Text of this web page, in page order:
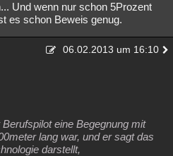
Gaming Filme
Allmystery English
Und wenn nur schon 5Prozent
es schon Beweis genug.
06.02.2013 um 16:10
eine Begegnung mit
lang war, und er sagt das
darstellt,